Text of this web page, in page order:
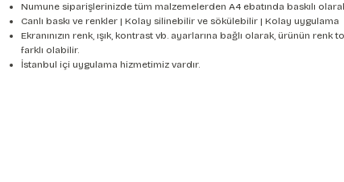
Numune siparişlerinizde tüm malzemelerden A4 ebatında baskılı
Canlı baskı ve renkler | Kolay silinebilir ve sökülebilir | Kolay uygulama
Ekranınızın renk, ışık, kontrast vb. ayarlarına bağlı olarak, ürünün
farklı olabilir.
İstanbul içi uygulama hizmetimiz vardır.